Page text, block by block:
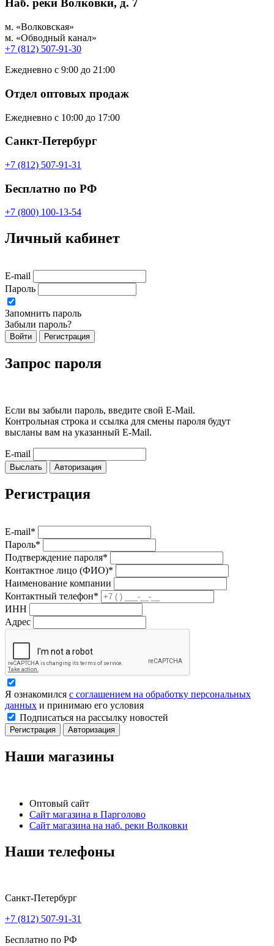
Наб. реки Волковки, д. 7
м. «Волковская»
м. «Обводный канал»
+7 (812) 507-91-30
Ежедневно с 9:00 до 21:00
Отдел оптовых продаж
Ежедневно с 10:00 до 17:00
Санкт-Петербург
+7 (812) 507-91-31
Бесплатно по РФ
+7 (800) 100-13-54
Личный кабинет
E-mail
Пароль
Запомнить пароль
Забыли пароль?
Войти Регистрация
Запрос пароля
Если вы забыли пароль, введите свой E-Mail.
Контрольная строка и ссылка для смены пароля будут
высланы вам на указанный E-Mail.
E-mail
Выслать Авторизация
Регистрация
E-mail*
Пароль*
Подтверждение пароля*
Контактное лицо (ФИО)*
Наименование компании
Контактный телефон*
ИНН
Адрес
Я ознакомился с соглашением на обработку персональных
данных и принимаю его условия
Подписаться на рассылку новостей
Регистрация Авторизация
Наши магазины
Оптовый сайт
Сайт магазина в Парголово
Сайт магазина на наб. реки Волковки
Наши телефоны
Санкт-Петербург
+7 (812) 507-91-31
Бесплатно по РФ